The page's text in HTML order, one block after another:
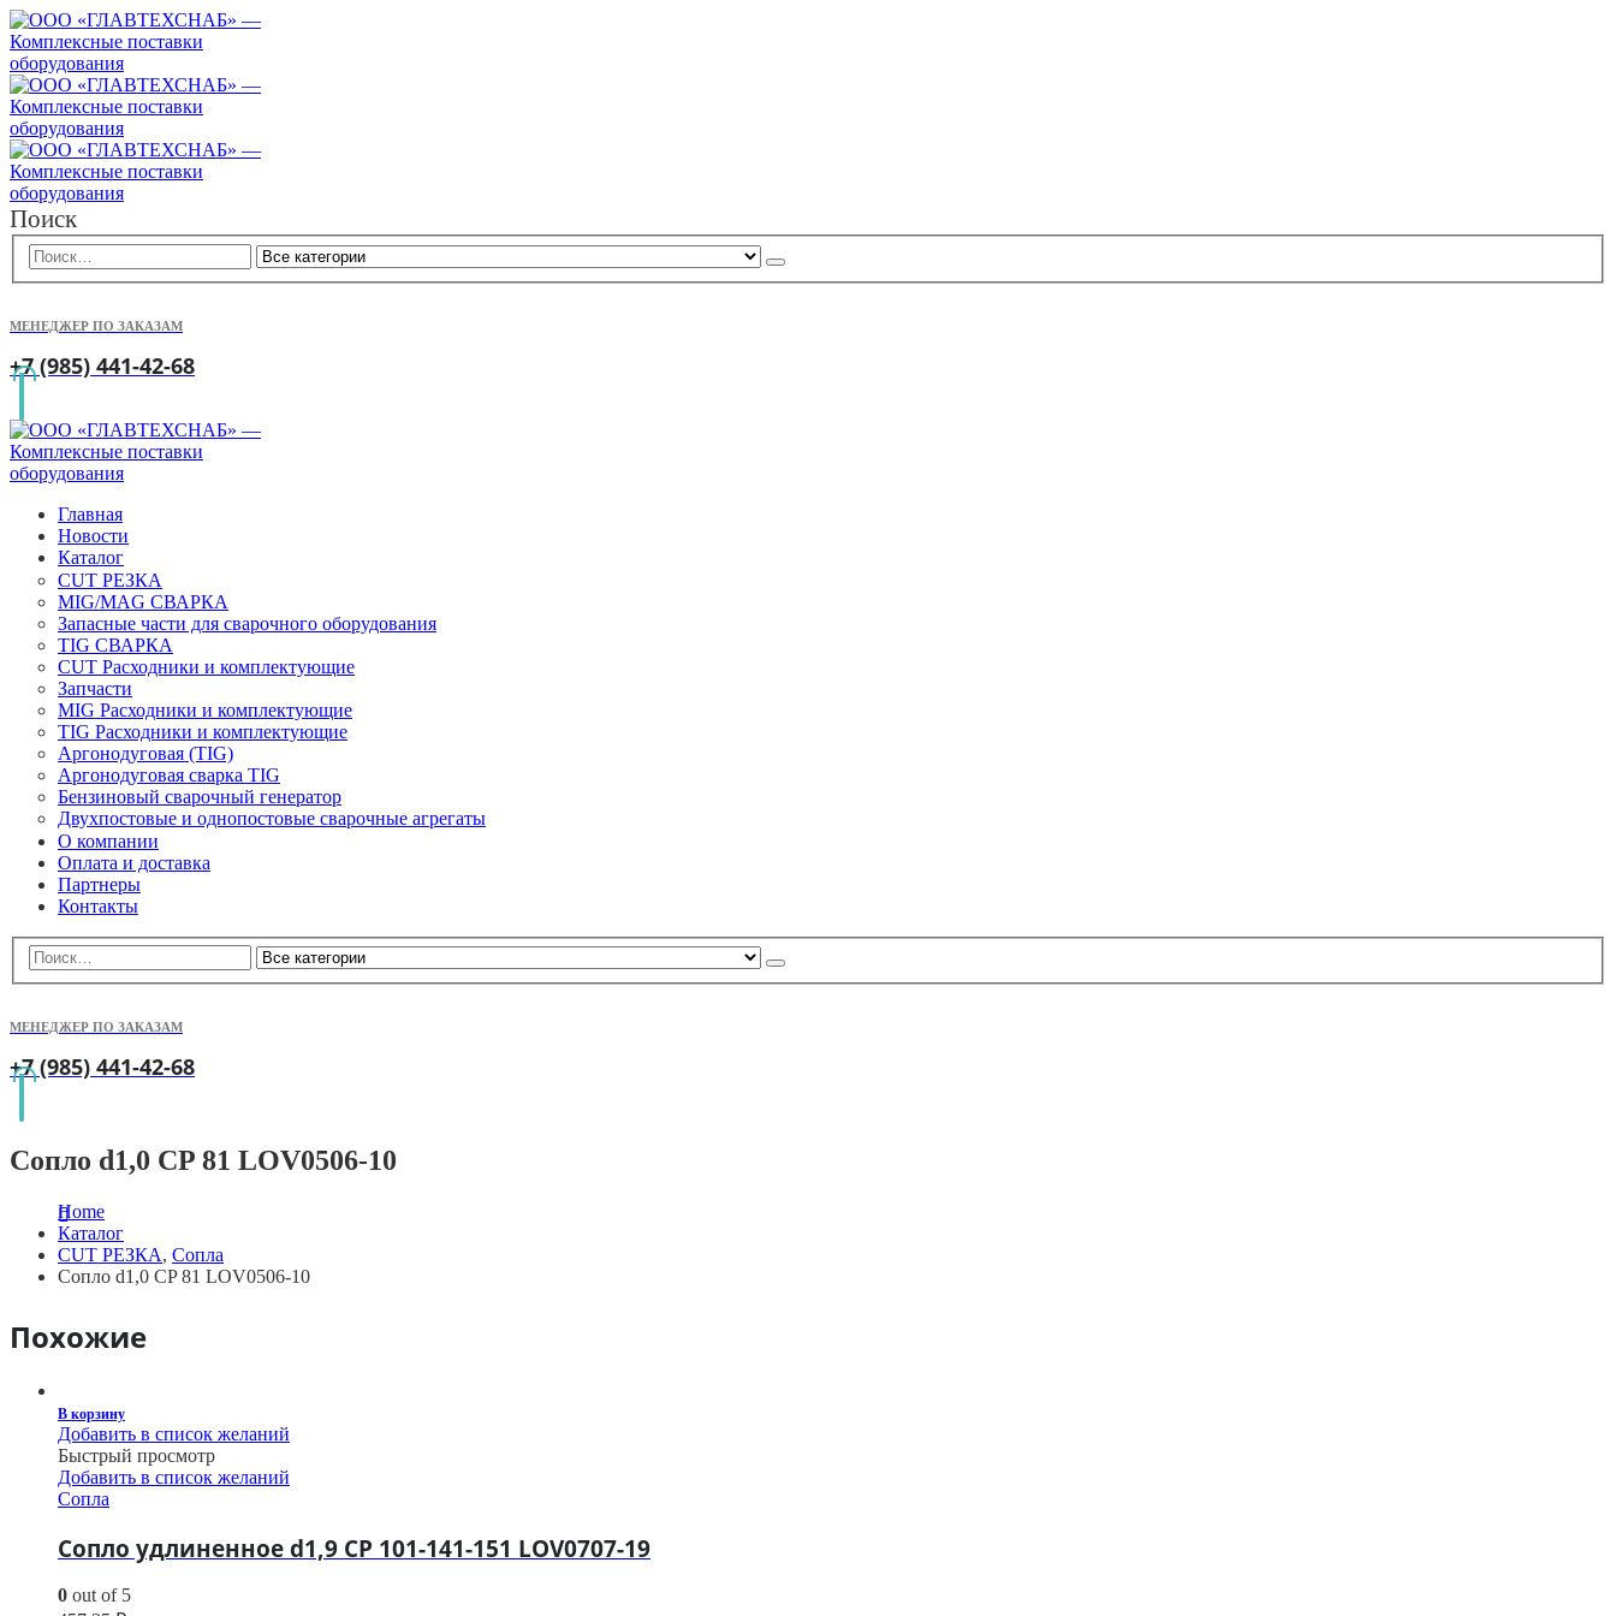
Поиск
МЕНЕДЖЕР ПО ЗАКАЗАМ
+7 (985) 441-42-68
Главная
Новости
Каталог
CUT РЕЗКА
MIG/MAG СВАРКА
Запасные части для сварочного оборудования
TIG СВАРКА
CUT Расходники и комплектующие
Запчасти
MIG Расходники и комплектующие
TIG Расходники и комплектующие
Аргонодуговая (TIG)
Аргонодуговая сварка TIG
Бензиновый сварочный генератор
Двухпостовые и однопостовые сварочные агрегаты
О компании
Оплата и доставка
Партнеры
Контакты
МЕНЕДЖЕР ПО ЗАКАЗАМ
+7 (985) 441-42-68
Сопло d1,0 CP 81 LOV0506-10
Home
Каталог
CUT РЕЗКА, Сопла
Сопло d1,0 CP 81 LOV0506-10
Похожие
В корзину
Добавить в список желаний
Быстрый просмотр
Добавить в список желаний
Сопла
Сопло удлиненное d1,9 CP 101-141-151 LOV0707-19
0 out of 5